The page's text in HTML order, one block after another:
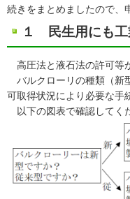
続きをまとめましたので、
１ 民生用にも工
高圧法と液石法の許可等
バルクローリの種類（新
可取得状況により必要な手
以下の図表で確認してく